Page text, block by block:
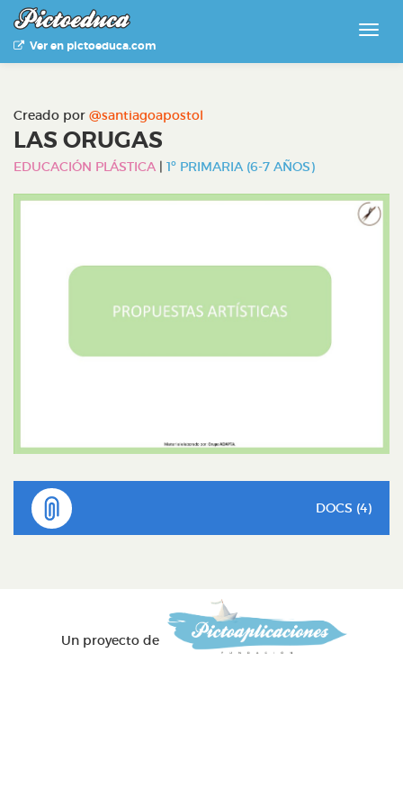
Ver en pictoeduca.com
Creado por @santiagoapostol
LAS ORUGAS
EDUCACIÓN PLÁSTICA | 1º PRIMARIA (6-7 AÑOS)
DOCS (4)
Un proyecto de